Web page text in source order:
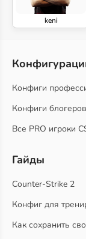
keni
Конфиги
Конфиги блогеров
Все PRO игроки
Гайды
Counter-Strike 2
Конфиг для
Как сохранить